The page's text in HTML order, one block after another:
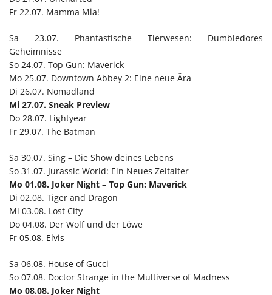
Fr 22.07. Mamma Mia!
Sa 23.07. Phantastische Tierwesen: Dumbledores
Geheimnisse
So 24.07. Top Gun: Maverick
Mo 25.07. Downtown Abbey 2: Eine neue Ära
Di 26.07. Nomadland
Mi 27.07. Sneak Preview
Do 28.07. Lightyear
Fr 29.07. The Batman
Sa 30.07. Sing – Die Show deines Lebens
So 31.07. Jurassic World: Ein Neues Zeitalter
Mo 01.08. Joker Night – Top Gun: Maverick
Di 02.08. Tiger and Dragon
Mi 03.08. Lost City
Do 04.08. Der Wolf und der Löwe
Fr 05.08. Elvis
Sa 06.08. House of Gucci
So 07.08. Doctor Strange in the Multiverse of Madness
Mo 08.08. Joker Night